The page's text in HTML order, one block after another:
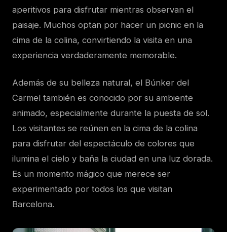
aperitivos para disfrutar mientras observan el
paisaje. Muchos optan por hacer un picnic en la
cima de la colina, convirtiendo la visita en una
experiencia verdaderamente memorable.
Además de su belleza natural, el Búnker del
Carmel también es conocido por su ambiente
animado, especialmente durante la puesta de sol.
Los visitantes se reúnen en la cima de la colina
para disfrutar del espectáculo de colores que
ilumina el cielo y baña la ciudad en una luz dorada.
Es un momento mágico que merece ser
experimentado por todos los que visitan
Barcelona.